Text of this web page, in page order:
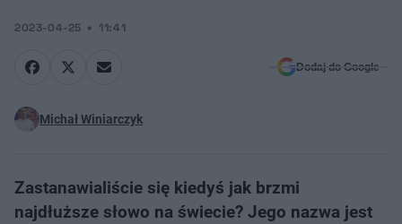
2023-04-25 11:41
Dodaj do Google
Michał Winiarczyk
Zastanawialiście się kiedyś jak brzmi
najdłuższe słowo na świecie? Jego nazwa jest